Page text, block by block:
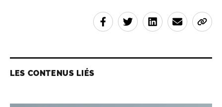
LES CONTENUS LIÉS